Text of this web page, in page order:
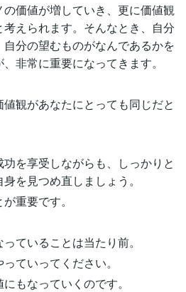
価値が増していき、更に価値観
えられます。そんなとき、自分
分の望むものがなんであるかを
非常に重要になってきます。
観があなたにとっても同じだと
を享受しながらも、しっかりと
を見つめ直しましょう。
重要です。
ていることは当たり前。
ていってください。
もなっていくのです。